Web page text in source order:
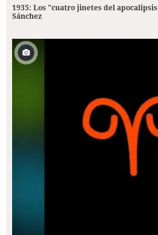
1935: Los "cuatro jinetes del
Sánchez